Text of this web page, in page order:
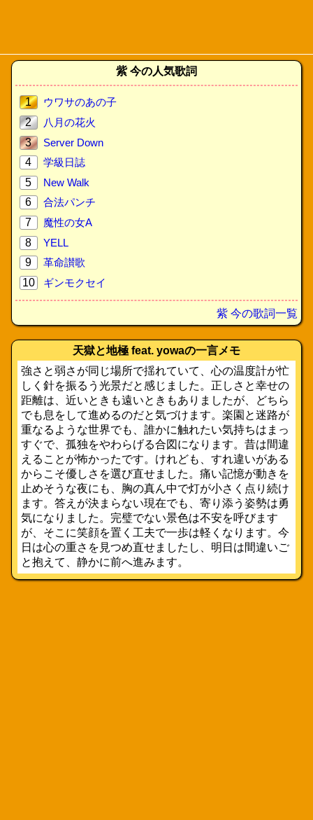
紫 今の人気歌詞
1
ウワサのあの子
2
八月の花火
3
Server Down
4
学級日誌
5
New Walk
6
合法パンチ
7
魔性の女A
8
YELL
9
革命讃歌
10
ギンモクセイ
紫 今の歌詞一覧
天獄と地極 feat. yowaの一言メモ
強さと弱さが同じ場所で揺れていて、心の温度計が忙
しく針を振るう光景だと感じました。正しさと幸せの
距離は、近いときも遠いときもありましたが、どちら
でも息をして進めるのだと気づけます。楽園と迷路が
重なるような世界でも、誰かに触れたい気持ちはまっ
すぐで、孤独をやわらげる合図になります。昔は間違
えることが怖かったです。けれども、すれ違いがある
からこそ優しさを選び直せました。痛い記憶が動きを
止めそうな夜にも、胸の真ん中で灯が小さく点り続け
ます。答えが決まらない現在でも、寄り添う姿勢は勇
気になりました。完璧でない景色は不安を呼びます
が、そこに笑顔を置く工夫で一歩は軽くなります。今
日は心の重さを見つめ直せましたし、明日は間違いご
と抱えて、静かに前へ進みます。